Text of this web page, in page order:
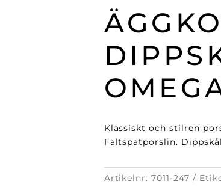
Klassiskt och stilren
Fältspatporslin.
Artikelnr:7011-247